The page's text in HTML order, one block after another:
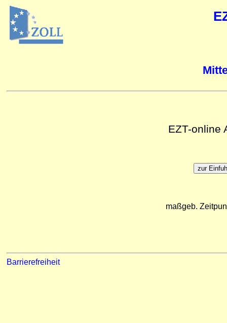
EZT-online
maßgeb.
Barrierefreiheit